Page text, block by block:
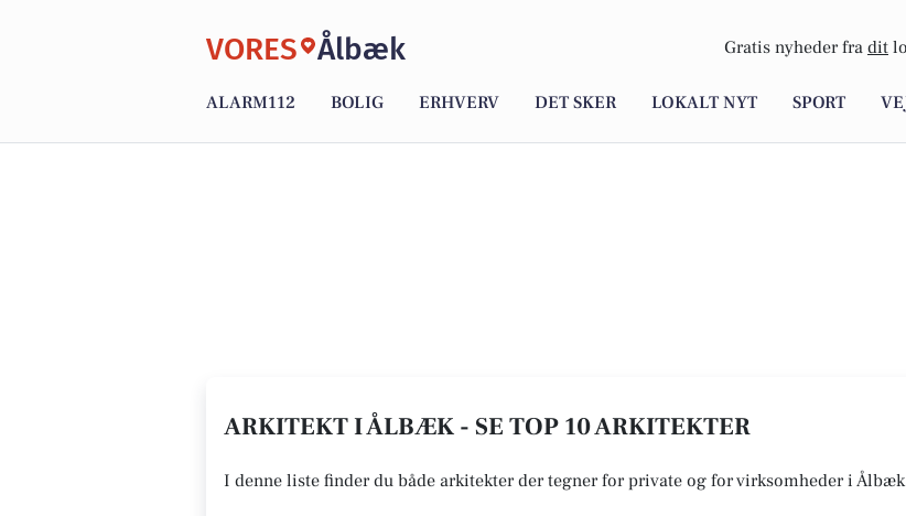
VORES Ålbæk Gratis nyheder fra dit
ALARM112 BOLIG ERHVERV DET SKER LOKALT NYT SPORT
ARKITEKT I ÅLBÆK - SE TOP 10 ARKITEKTER
I denne liste finder du både arkitekter der tegner for private og for virksomheder i